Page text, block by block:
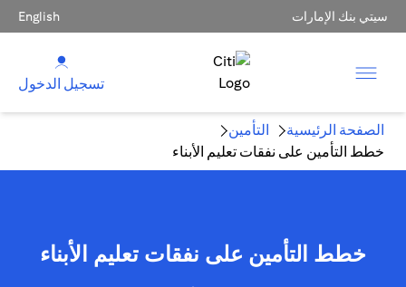
سيتي بنك الإمارات English
تسجيل الدخول
الصفحة الرئيسية
التأمين
خطط التأمين على نفقات تعليم الأبناء
خطط التأمين على نفقات تعليم الأبناء